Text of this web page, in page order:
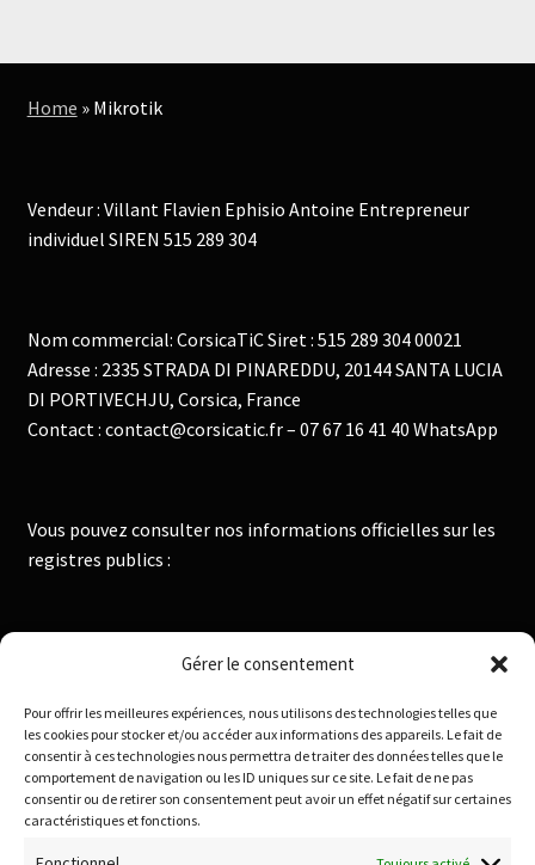
Gérer le consentement
Pour offrir les meilleures expériences, nous utilisons des technologies telles que
les cookies pour stocker et/ou accéder aux informations des appareils. Le fait de
consentir à ces technologies nous permettra de traiter des données telles que le
comportement de navigation ou les ID uniques sur ce site. Le fait de ne pas
consentir ou de retirer son consentement peut avoir un effet négatif sur certaines
caractéristiques et fonctions.
Home »Mikrotik
Vendeur : Villant Flavien Ephisio Antoine Entrepreneur
individuel SIREN 515 289 304
Nom commercial: CorsicaTiC Siret : 515 289 304 00021
Adresse : 2335 STRADA DI PINAREDDU, 20144 SANTA LUCIA
DI PORTIVECHJU, Corsica, France
Contact : contact@corsicatic.fr – 07 67 16 41 40 WhatsApp
Vous pouvez consulter nos informations officielles sur les
registres publics :
Institut National de la Propriété Industrielle :
Infogreffe : https://www.infogreffe.fr
Politique de confidentialité